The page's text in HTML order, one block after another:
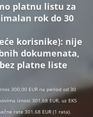
platnu listu za
rok do 30
korisnike): nije
dokumenata,
platne liste
300,00 EUR na period od 30
iznosi 301,68 EUR, uz EKS
rate 301,68 EUR (1 rata).